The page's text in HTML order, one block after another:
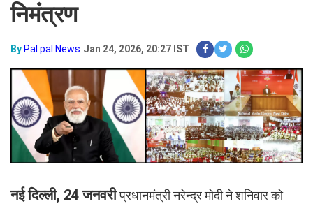
निमंत्रण
By Pal pal News Jan 24, 2026, 20:27 IST
नई दिल्ली, 24 जनवरीप्रधानमंत्री नरेन्द्र मोदी ने शनिवार को